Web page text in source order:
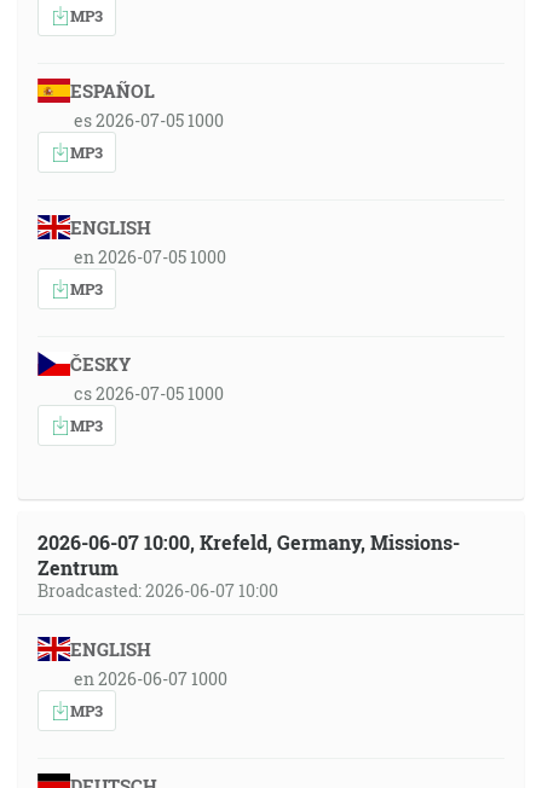
MP3
ESPAÑOL
es 2026-07-05 1000
MP3
ENGLISH
en 2026-07-05 1000
MP3
ČESKY
cs 2026-07-05 1000
MP3
2026-06-07 10:00, Krefeld, Germany, Missions-
Zentrum
Broadcasted: 2026-06-07 10:00
ENGLISH
en 2026-06-07 1000
MP3